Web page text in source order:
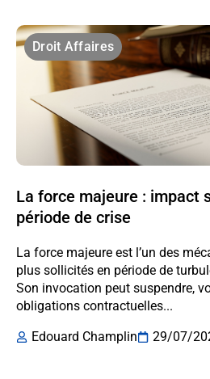
Droit Affaires
La force majeure : impact
période de crise
La force majeure est l’un des
plus sollicités en période de
Son invocation peut suspendre,
obligations contractuelles...
Edouard Champlin
29/07/